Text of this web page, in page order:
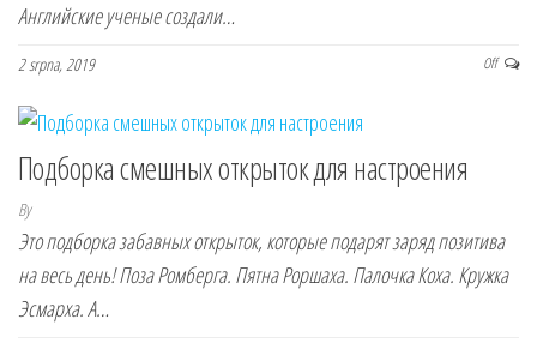
Английские ученые создали…
2 srpna, 2019 Off
Подборка смешных открыток для настроения
By
Это подборка забавных открыток, которые подарят заряд позитива
на весь день! Поза Ромберга. Пятна Роршаха. Палочка Коха. Кружка
Эсмарха. А…